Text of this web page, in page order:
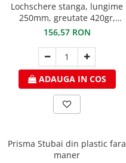
SOREX
BUSCHMANN
PROD-MASZ
FREUND
Lochschere stanga, lungime
250mm, greutate 420gr,
Stubai
156,57 RON
ADAUGA IN COS
Prisma Stubai din plastic fara
maner